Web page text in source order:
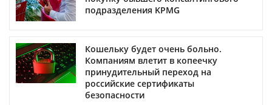
подразделения KPMG
Кошельку будет очень больно.
Компаниям влетит в копеечку
принудительный переход на
российские сертификаты
безопасности